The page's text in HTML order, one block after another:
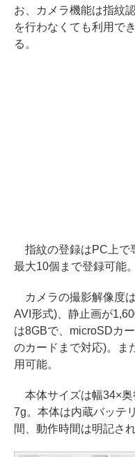
お、カメラ機能は指紋
を行わなくても利用でき
る。
指紋の登録はPC上で
最大10個まで登録可能。
カメラの撮影解像度
AVI形式)、静止画が
は8GBで、microSDカ
のカードまで対応)。ま
用可能。
本体サイズは幅34×奥
7g。本体は内蔵バッテ
間、動作時間は明記さ